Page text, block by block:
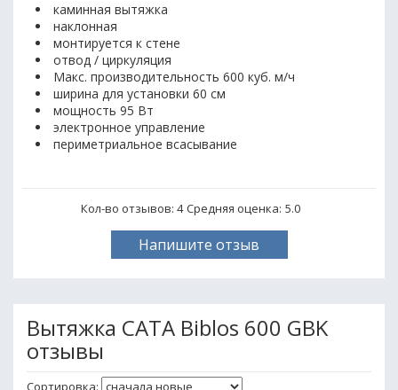
каминная вытяжка
наклонная
монтируется к стене
отвод / циркуляция
Макс. производительность 600 куб. м/ч
ширина для установки 60 см
мощность 95 Вт
электронное управление
периметриальное всасывание
Кол-во отзывов: 4 Средняя оценка: 5.0
Напишите отзыв
Вытяжка CATA Biblos 600 GBK
отзывы
Сортировка: